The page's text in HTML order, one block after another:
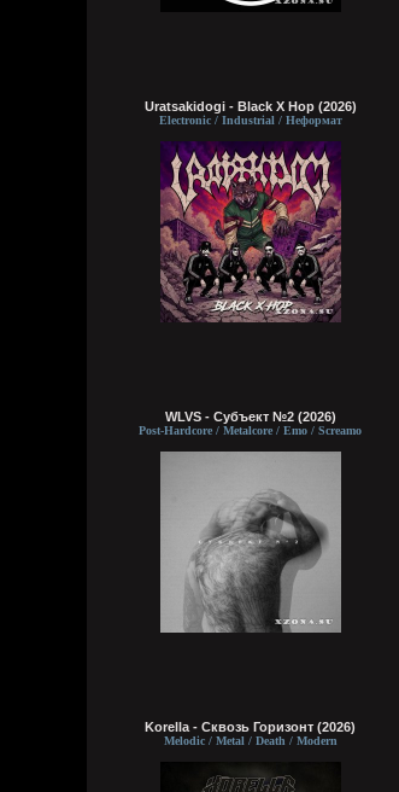
Uratsakidogi - Black X Hop (2026)
Electronic / Industrial / Неформат
WLVS - Субъект №2 (2026)
Post-Hardcore / Metalcore / Emo / Screamo
Korella - Сквозь Горизонт (2026)
Melodic / Metal / Death / Modern